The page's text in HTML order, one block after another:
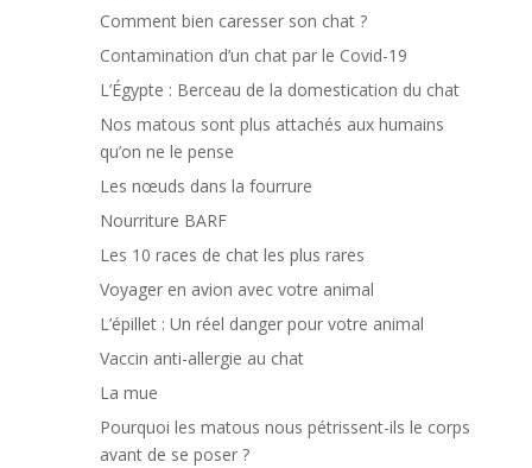
Comment bien caresser son chat ?
Contamination d’un chat par le Covid-19
L’Égypte : Berceau de la domestication du chat
Nos matous sont plus attachés aux humains
qu’on ne le pense
Les nœuds dans la fourrure
Nourriture BARF
Les 10 races de chat les plus rares
Voyager en avion avec votre animal
L’épillet : Un réel danger pour votre animal
Vaccin anti-allergie au chat
La mue
Pourquoi les matous nous pétrissent-ils le corps
avant de se poser ?